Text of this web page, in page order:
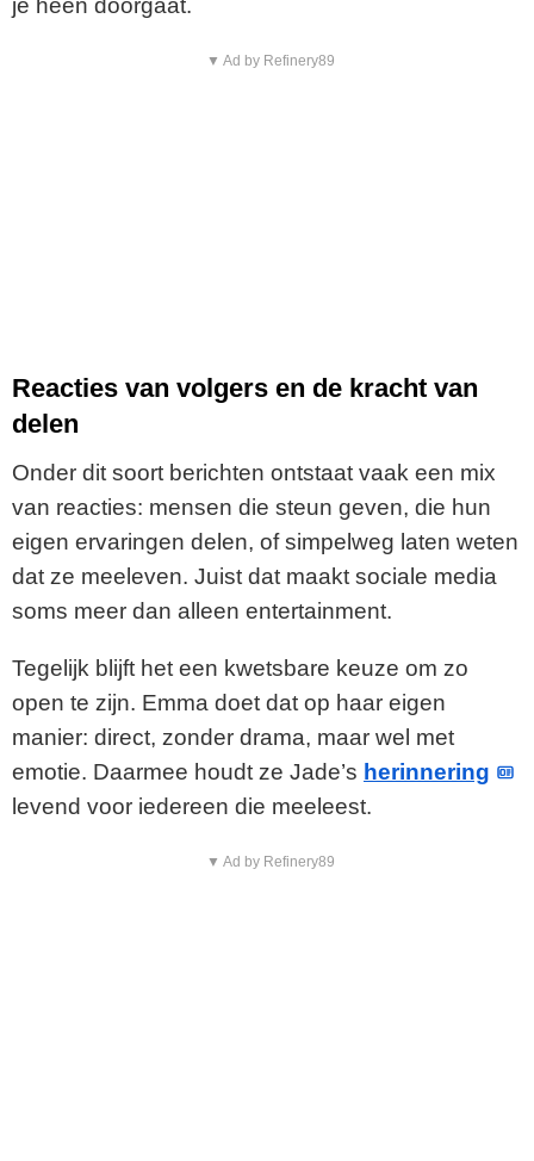
je heen doorgaat.
▼ Ad by Refinery89
Reacties van volgers en de kracht van
delen
Onder dit soort berichten ontstaat vaak een mix
van reacties: mensen die steun geven, die hun
eigen ervaringen delen, of simpelweg laten weten
dat ze meeleven. Juist dat maakt sociale media
soms meer dan alleen entertainment.
Tegelijk blijft het een kwetsbare keuze om zo
open te zijn. Emma doet dat op haar eigen
manier: direct, zonder drama, maar wel met
emotie. Daarmee houdt ze Jade’s herinnering
levend voor iedereen die meeleest.
▼ Ad by Refinery89